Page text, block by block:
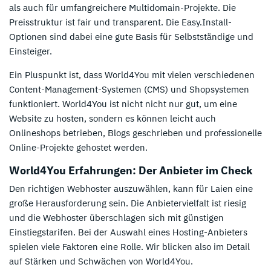
als auch für umfangreichere Multidomain-Projekte. Die
Preisstruktur ist fair und transparent. Die Easy.Install-
Optionen sind dabei eine gute Basis für Selbstständige und
Einsteiger.
Ein Pluspunkt ist, dass World4You mit vielen verschiedenen
Content-Management-Systemen (CMS) und Shopsystemen
funktioniert. World4You ist nicht nicht nur gut, um eine
Website zu hosten, sondern es können leicht auch
Onlineshops betrieben, Blogs geschrieben und professionelle
Online-Projekte gehostet werden.
World4You Erfahrungen: Der Anbieter im Check
Den richtigen Webhoster auszuwählen, kann für Laien eine
große Herausforderung sein. Die Anbietervielfalt ist riesig
und die Webhoster überschlagen sich mit günstigen
Einstiegstarifen. Bei der Auswahl eines Hosting-Anbieters
spielen viele Faktoren eine Rolle. Wir blicken also im Detail
auf Stärken und Schwächen von World4You.